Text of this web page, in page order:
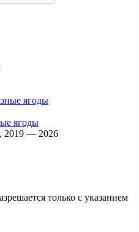
ягоды
2019 — 2026
только с указанием